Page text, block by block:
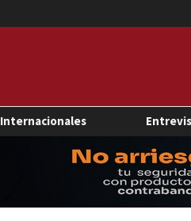
Internacionales